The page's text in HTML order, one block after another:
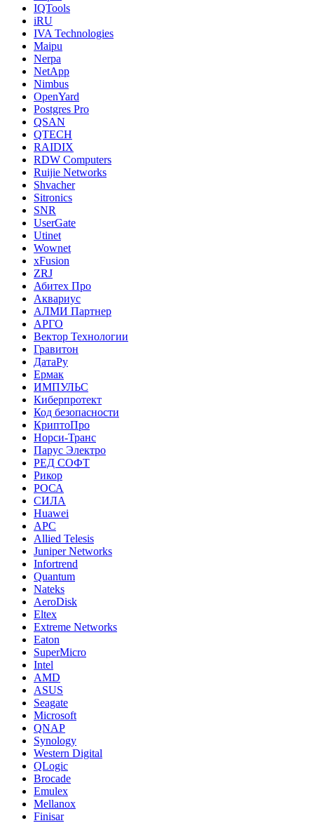
IQTools
iRU
IVA Technologies
Maipu
Nerpa
NetApp
Nimbus
OpenYard
Postgres Pro
QSAN
QTECH
RAIDIX
RDW Computers
Ruijie Networks
Shvacher
Sitronics
SNR
UserGate
Utinet
Wownet
xFusion
ZRJ
Абитех Про
Аквариус
АЛМИ Партнер
АРГО
Вектор Технологии
Гравитон
ДатаРу
Ермак
ИМПУЛЬС
Киберпротект
Код безопасности
КриптоПро
Норси-Транс
Парус Электро
РЕД СОФТ
Рикор
РОСА
СИЛА
Huawei
APC
Allied Telesis
Juniper Networks
Infortrend
Quantum
Nateks
AeroDisk
Eltex
Extreme Networks
Eaton
SuperMicro
Intel
AMD
ASUS
Seagate
Microsoft
QNAP
Synology
Western Digital
QLogic
Brocade
Emulex
Mellanox
Finisar